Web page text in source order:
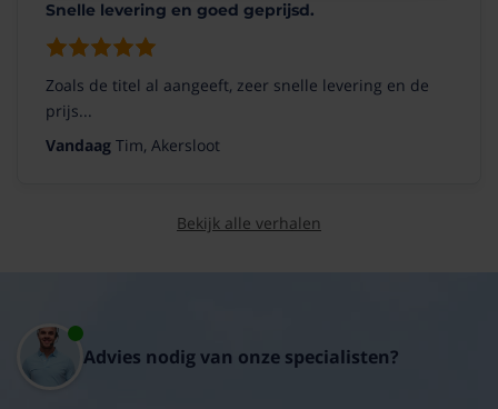
Snelle levering en goed geprijsd.
Zoals de titel al aangeeft, zeer snelle levering en de
prijs...
Vandaag Tim, Akersloot
Bekijk alle verhalen
Advies nodig van onze specialisten?